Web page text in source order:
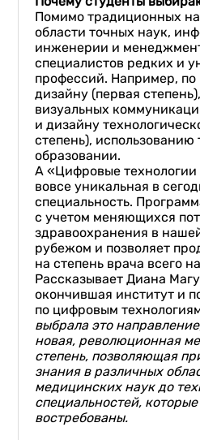
Помимо традиционных
области точных наук,
инженерии и
специалистов редких и
профессий. Например,
дизайну (первая
визуальных
и дизайну
степень), использованию
образовании.
А «Цифровые
вовсе уникальная в
специальность.
с учетом меняющихся
здравоохранения в
рубежом и позволяет
на степень врача всего
Рассказывает Диана
окончившая институт и
по цифровым
выбрала это
новая, революционная
степень, позволяющая
знания в различных
медицинских наук до
специальностей,
востребованы.